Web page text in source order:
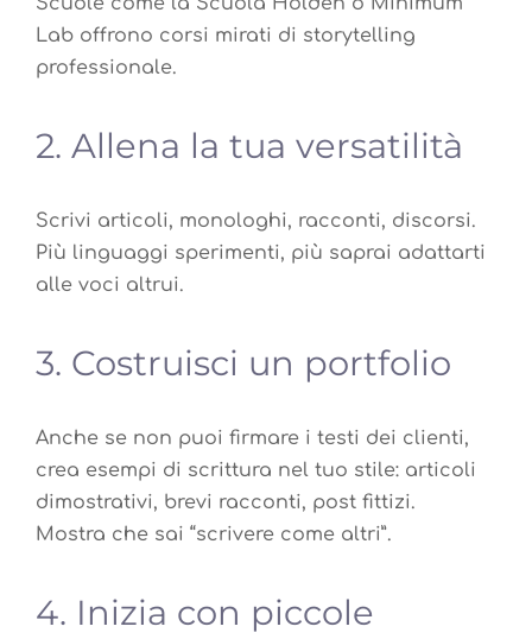
Lab offrono corsi mirati di storytelling
professionale.
2. Allena la tua versatilità
Scrivi articoli, monologhi, racconti, discorsi.
Più linguaggi sperimenti, più saprai adattarti
alle voci altrui.
3. Costruisci un portfolio
Anche se non puoi firmare i testi dei clienti,
crea esempi di scrittura nel tuo stile: articoli
dimostrativi, brevi racconti, post fittizi.
Mostra che sai “scrivere come altri”.
4. Inizia con piccole